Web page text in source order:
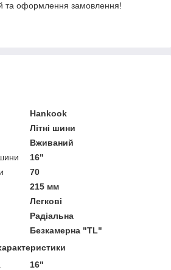
та оформлення замовлення!
Hankook
Літні шини
Вживаний
16"
70
215 мм
Легкові
Радіальна
Безкамерна "TL"
16"